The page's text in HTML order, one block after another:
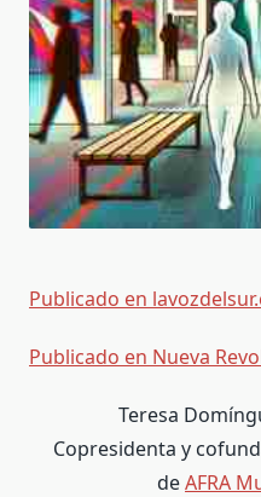
Publicado en
Publicado en Nueva
Teresa
Copresidenta y
deAFRA